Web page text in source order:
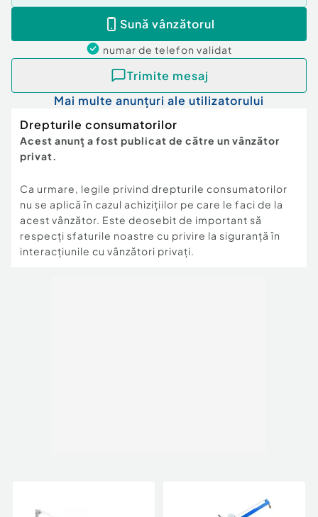
Sună vânzătorul
numar de telefon validat
Trimite mesaj
Mai multe anunțuri ale utilizatorului
Drepturile consumatorilor
Acest anunț a fost publicat de către un vânzător
privat.
Ca urmare, legile privind drepturile consumatorilor
nu se aplică în cazul achizițiilor pe care le faci de la
acest vânzător. Este deosebit de important să
respecți sfaturile noastre cu privire la siguranță în
interacțiunile cu vânzători privați.